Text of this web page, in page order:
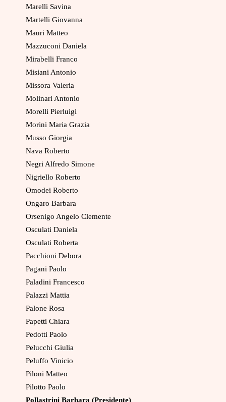
Marelli Savina
Martelli Giovanna
Mauri Matteo
Mazzuconi Daniela
Mirabelli Franco
Misiani Antonio
Missora Valeria
Molinari Antonio
Morelli Pierluigi
Morini Maria Grazia
Musso Giorgia
Nava Roberto
Negri Alfredo Simone
Nigriello Roberto
Omodei Roberto
Ongaro Barbara
Orsenigo Angelo Clemente
Osculati Daniela
Osculati Roberta
Pacchioni Debora
Pagani Paolo
Paladini Francesco
Palazzi Mattia
Palone Rosa
Papetti Chiara
Pedotti Paolo
Pelucchi Giulia
Peluffo Vinicio
Piloni Matteo
Pilotto Paolo
Pollastrini Barbara (Presidente)